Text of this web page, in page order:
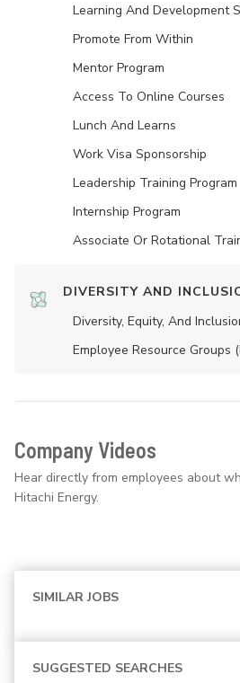
Learning And Development
Promote From Within
Mentor Program
Access To Online Courses
Lunch And Learns
Work Visa Sponsorship
Leadership Training Program
Internship Program
Associate Or Rotational
DIVERSITY AND
Diversity, Equity, And
Employee Resource Groups
Company Videos
Hear directly from employees about
Hitachi Energy.
SIMILAR JOBS
SUGGESTED SEARCHES